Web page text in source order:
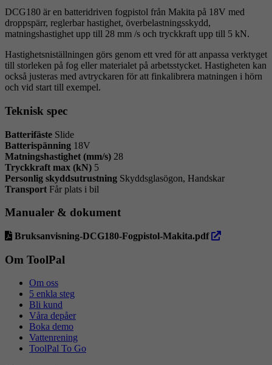
DCG180 är en batteridriven fogpistol från Makita på 18V med
droppspärr, reglerbar hastighet, överbelastningsskydd,
matningshastighet upp till 28 mm /s och tryckkraft upp till 5 kN.
Hastighetsniställningen görs genom ett vred för att anpassa verktyget
till storleken på fog eller materialet på arbetsstycket. Hastigheten kan
också justeras med avtryckaren för att finkalibrera matningen i hörn
och vid start till exempel.
Teknisk spec
Batterifäste Slide
Batterispänning 18V
Matningshastighet (mm/s) 28
Tryckkraft max (kN) 5
Personlig skyddsutrustning Skyddsglasögon, Handskar
Transport Får plats i bil
Manualer & dokument
Bruksanvisning-DCG180-Fogpistol-Makita.pdf öppna
Om ToolPal
Om oss
5 enkla steg
Bli kund
Våra depåer
Boka demo
Vattenrening
ToolPal To Go